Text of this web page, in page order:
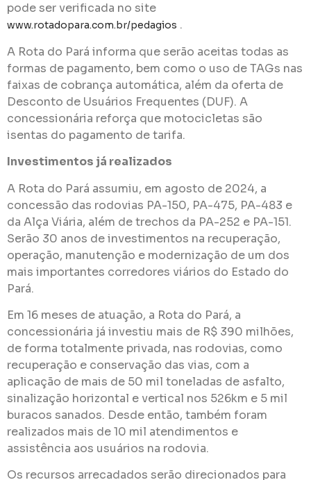
pode ser verificada no site
www.rotadopara.com.br/pedagios .
A Rota do Pará informa que serão aceitas todas as
formas de pagamento, bem como o uso de TAGs nas
faixas de cobrança automática, além da oferta de
Desconto de Usuários Frequentes (DUF). A
concessionária reforça que motocicletas são
isentas do pagamento de tarifa.
Investimentos já realizados
A Rota do Pará assumiu, em agosto de 2024, a
concessão das rodovias PA-150, PA-475, PA-483 e
da Alça Viária, além de trechos da PA-252 e PA-151.
Serão 30 anos de investimentos na recuperação,
operação, manutenção e modernização de um dos
mais importantes corredores viários do Estado do
Pará.
Em 16 meses de atuação, a Rota do Pará, a
concessionária já investiu mais de R$ 390 milhões,
de forma totalmente privada, nas rodovias, como
recuperação e conservação das vias, com a
aplicação de mais de 50 mil toneladas de asfalto,
sinalização horizontal e vertical nos 526km e 5 mil
buracos sanados. Desde então, também foram
realizados mais de 10 mil atendimentos e
assistência aos usuários na rodovia.
Os recursos arrecadados serão direcionados para